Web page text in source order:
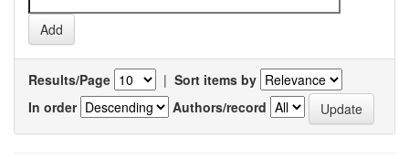
Results/Page | Sort items by
In order
Authors/record